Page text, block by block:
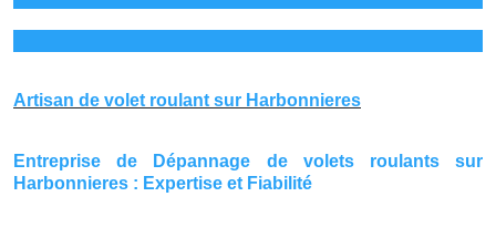
Artisan de volet roulant sur Harbonnieres
Entreprise de Dépannage de volets roulants sur
Harbonnieres : Expertise et Fiabilité